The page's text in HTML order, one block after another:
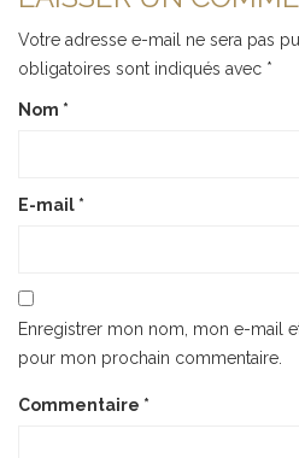
Votre adresse e-mail ne sera pas
obligatoires sont indiqués avec *
Nom *
E-mail *
Enregistrer mon nom, mon e-mail
pour mon prochain commentaire.
Commentaire *